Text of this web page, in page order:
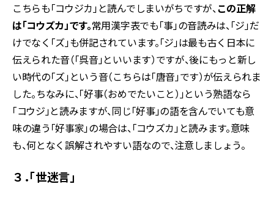
こちらも「コウジカ」と読んでしまいがちですが、この正解
は「コウズカ」です。常用漢字表でも「事」の音読みは、「ジ」だ
けでなく「ズ」も併記されています。「ジ」は最も古く日本に
伝えられた音（「呉音」といいます）ですが、後にもっと新し
い時代の「ズ」という音（こちらは「唐音」です）が伝えられま
した。ちなみに、「好事（おめでたいこと）」という熟語なら
「コウジ」と読みますが、同じ「好事」の語を含んでいても意
味の違う「好事家」の場合は、「コウズカ」と読みます。意味
も、何となく誤解されやすい語なので、注意しましょう。
３．「世迷言」